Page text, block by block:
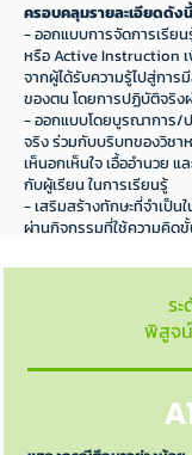
ครอบคลุมรายละเอียดดังนี้
- ออกแบบการจัดการเรีย
หรือ Active Instruction
จากผู้ได้รับความรู้ไปสู่การ
ของตน โดยการปฏิบัติจริ
- ออกแบบโดยบูรณาการ/
จริง ร่วมกับบริบทของวิชา
เห็นอกเห็นใจ เอื้ออำนวย
กับผู้เรียน ในการเรียนรู้
- เสริมสร้างทักษะที่จำเป็น
ผ่านกิจกรรมที่ใช้ความคิด
ระ
พิสูจ